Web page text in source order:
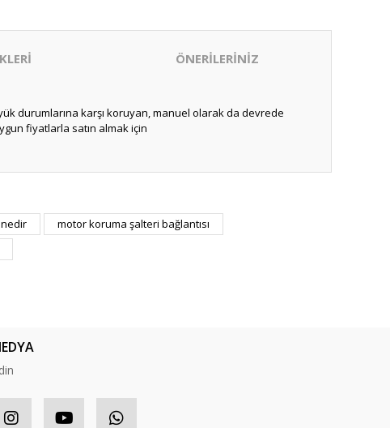
ÖNERİLERİNİZ
durumlarına karşı koruyan, manuel olarak da devrede
fiyatlarla satın almak için
motor koruma şalteri bağlantısı